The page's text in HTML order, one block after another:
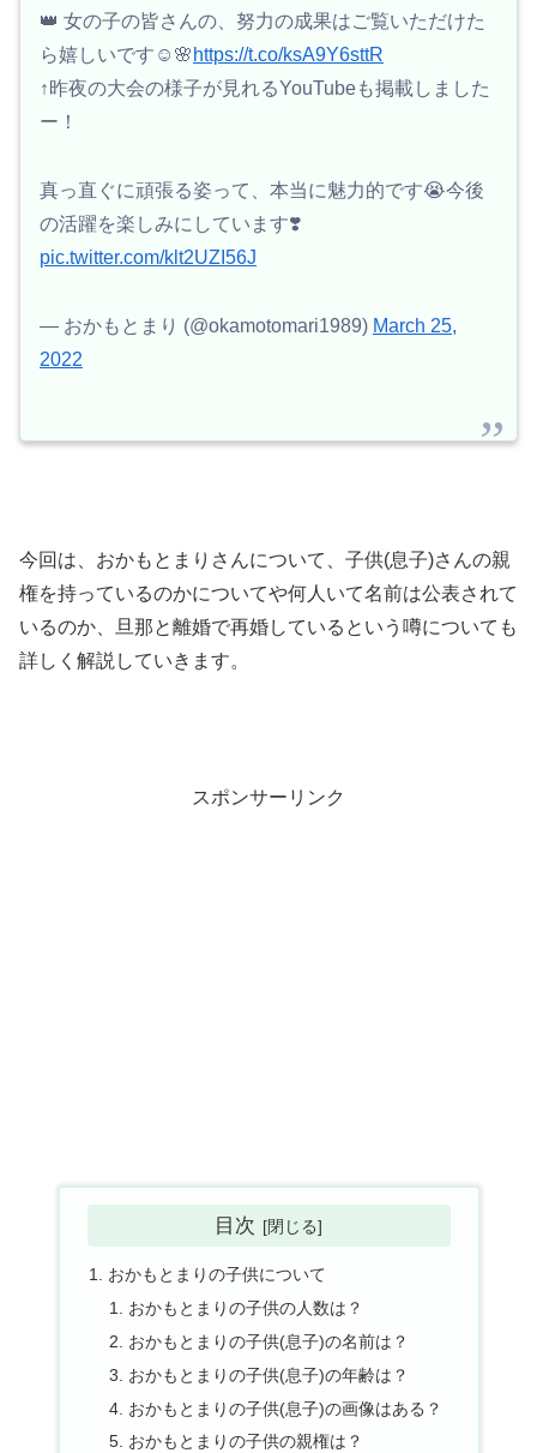
👑 女の子の皆さんの、努力の成果はご覧いただけた
ら嬉しいです☺️🌸 https://t.co/ksA9Y6sttR
↑昨夜の大会の様子が見れるYouTubeも掲載しました
ー！
真っ直ぐに頑張る姿って、本当に魅力的です😭今後
の活躍を楽しみにしています❣️
pic.twitter.com/klt2UZI56J
— おかもとまり (@okamotomari1989) March 25,
2022
今回は、おかもとまりさんについて、子供(息子)さんの親
権を持っているのかについてや何人いて名前は公表されて
いるのか、旦那と離婚で再婚しているという噂についても
詳しく解説していきます。
スポンサーリンク
目次
おかもとまりの子供について
おかもとまりの子供の人数は？
おかもとまりの子供(息子)の名前は？
おかもとまりの子供(息子)の年齢は？
おかもとまりの子供(息子)の画像はある？
おかもとまりの子供の親権は？